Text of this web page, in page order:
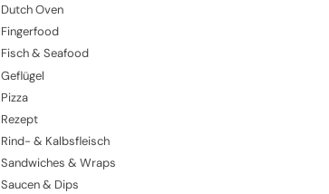
Dutch Oven
Fingerfood
Fisch & Seafood
Geflügel
Pizza
Rezept
Rind- & Kalbsfleisch
Sandwiches & Wraps
Saucen & Dips